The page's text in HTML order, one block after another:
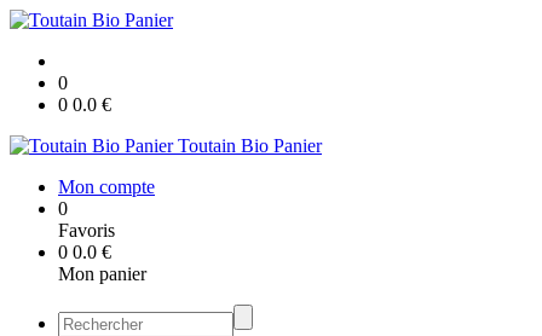
0
0 0.0 €
Toutain Bio Panier
Mon compte
0
Favoris
0 0.0 €
Mon panier